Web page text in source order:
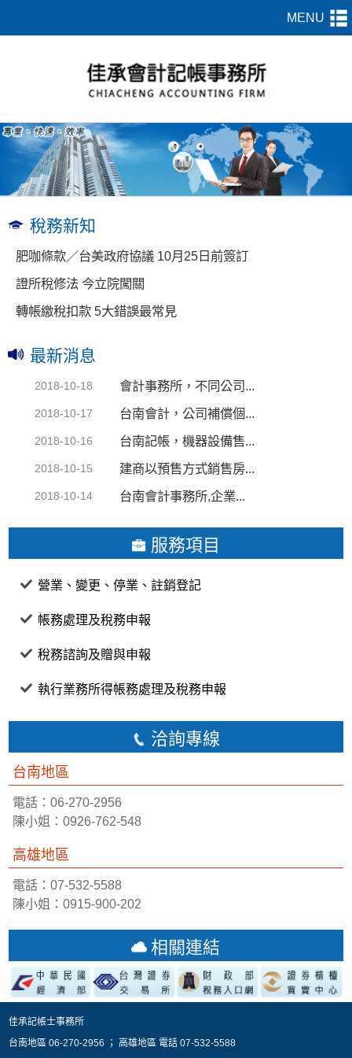
稅務新知
肥咖條款／台美政府協議 10月25日前簽訂
證所稅修法 今立院闖關
轉帳繳稅扣款 5大錯誤最常見
最新消息
2018-10-18 會計事務所，不同公司...
2018-10-17 台南會計，公司補償個...
2018-10-16 台南記帳，機器設備售...
2018-10-15 建商以預售方式銷售房...
2018-10-14 台南會計事務所,企業...
服務項目
營業、變更、停業、註銷登記
帳務處理及稅務申報
稅務諮詢及贈與申報
執行業務所得帳務處理及稅務申報
洽詢專線
台南地區
電話：06-270-2956
陳小姐：0926-762-548
高雄地區
電話：07-532-5588
陳小姐：0915-900-202
相關連結
佳承記帳士事務所
台南地區 06-270-2956 ； 高雄地區 電話 07-532-5588